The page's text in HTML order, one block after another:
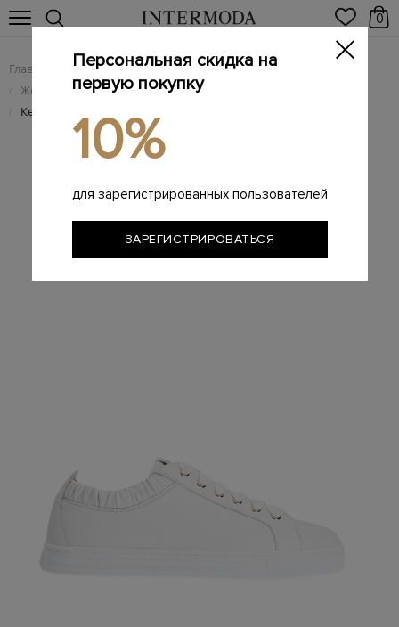
0
Главная Женщинам / Женская обувь
/ Женские брендовые кеды
/ Кеды Suzie из мягкой кожи с эластичными вставками
Персональная скидка на
первую покупку
10%
для зарегистрированных пользователей
ЗАРЕГИСТРИРОВАТЬСЯ